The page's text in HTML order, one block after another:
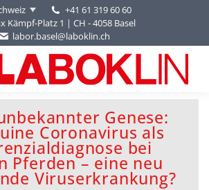
+41 61 319 60 60
Kämpf-Platz 1 | CH - 4058 Basel
labor.basel@laboklin.ch
Genese:
Coronavirus als
bei
Pferden – eine neu
Viruserkrankung?
You are here: